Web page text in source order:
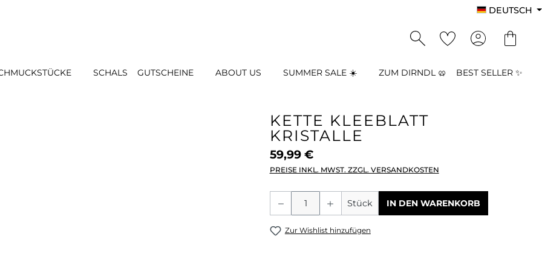
DEUTSCH
SCHALS GUTSCHEINE ABOUT US SUMMER SALE ☀️ ZUM DIRNDL 🥨 BEST SELLER ✨
KETTE KLEEBLATT
KRISTALLE
59,99 €
PREISE INKL. MWST. ZZGL. VERSANDKOSTEN
Produkt Anzahl: Gib den
Stück IN DEN WARENKORB
Zur Wishlist hinzufügen